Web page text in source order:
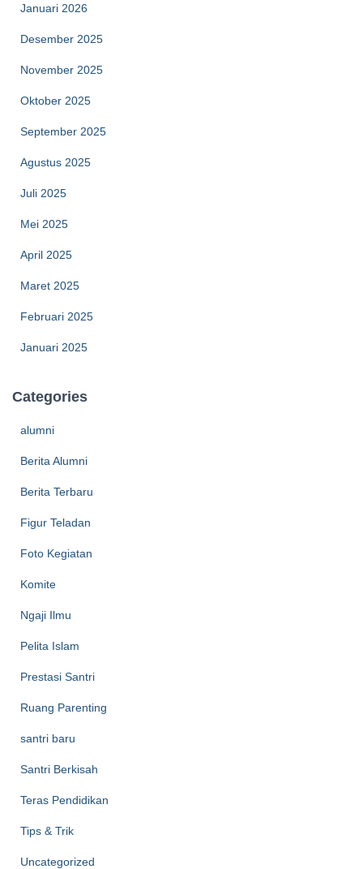
Januari 2026
Desember 2025
November 2025
Oktober 2025
September 2025
Agustus 2025
Juli 2025
Mei 2025
April 2025
Maret 2025
Februari 2025
Januari 2025
Categories
alumni
Berita Alumni
Berita Terbaru
Figur Teladan
Foto Kegiatan
Komite
Ngaji Ilmu
Pelita Islam
Prestasi Santri
Ruang Parenting
santri baru
Santri Berkisah
Teras Pendidikan
Tips & Trik
Uncategorized